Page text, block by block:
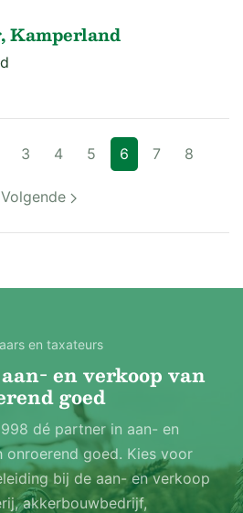
Kamperland
3 4 5 6 7 8
Volgende
en taxateurs
en verkoop van
goed
dé partner in aan- en
onroerend goed. Kies voor
bij de aan- en verkoop
akkerbouwbedrijf,